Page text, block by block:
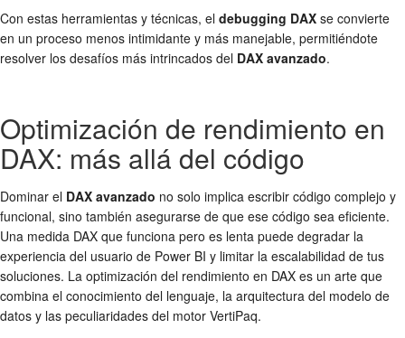
Con estas herramientas y técnicas, el debugging DAX se convierte
en un proceso menos intimidante y más manejable, permitiéndote
resolver los desafíos más intrincados del DAX avanzado.
Optimización de rendimiento en
DAX: más allá del código
Dominar el DAX avanzado no solo implica escribir código complejo y
funcional, sino también asegurarse de que ese código sea eficiente.
Una medida DAX que funciona pero es lenta puede degradar la
experiencia del usuario de Power BI y limitar la escalabilidad de tus
soluciones. La optimización del rendimiento en DAX es un arte que
combina el conocimiento del lenguaje, la arquitectura del modelo de
datos y las peculiaridades del motor VertiPaq.